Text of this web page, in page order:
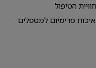
הטיפול
בנפח 1 ליטר – איכות פרימיום למטפלים